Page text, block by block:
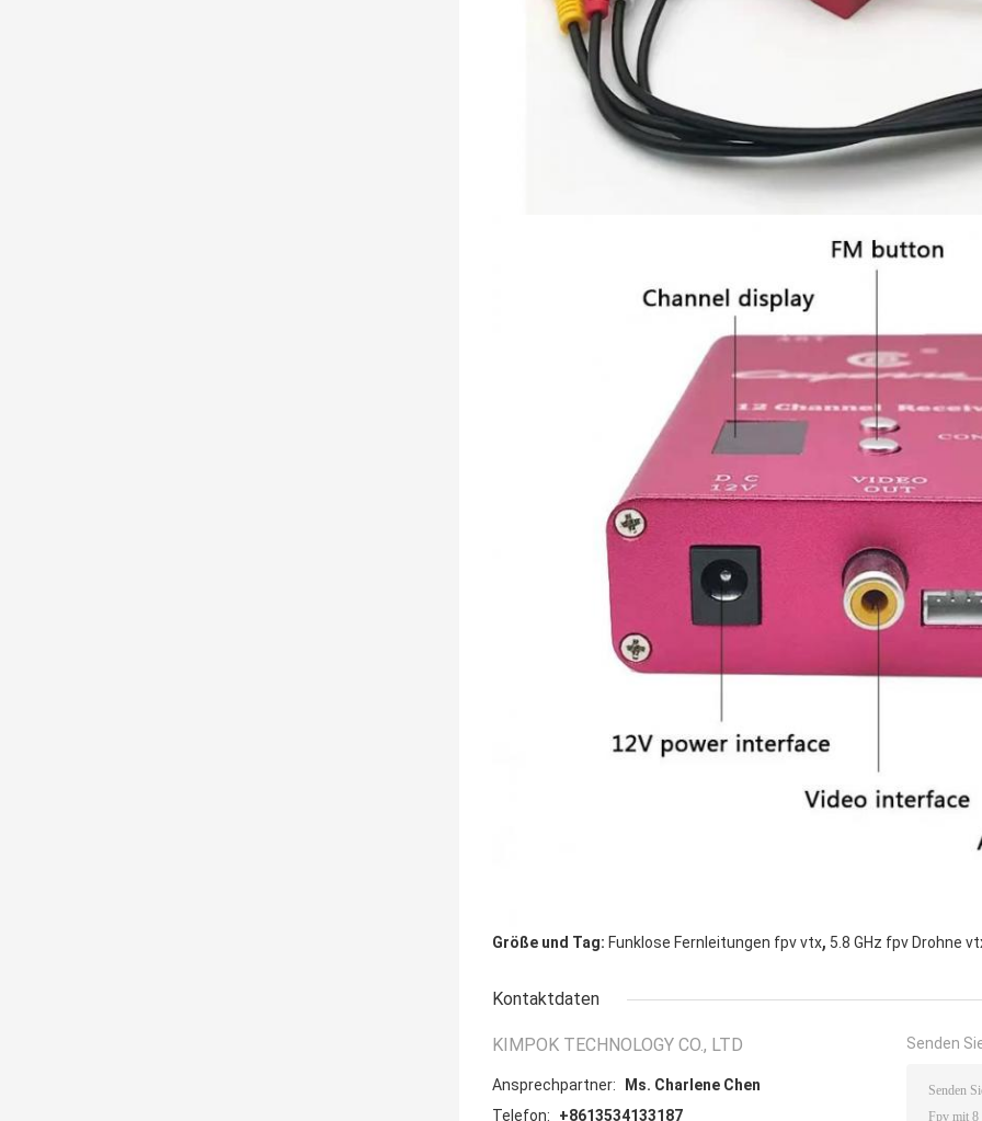
Größe und Tag: Funklose Fernleitungen fpv vtx, 5.8 GHz fpv Drohne
Kontaktdaten
KIMPOK TECHNOLOGY CO., LTD
Ansprechpartner:
Ms. Charlene Chen
Telefon:
+8613534133187
Senden